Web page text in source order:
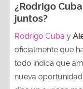
¿Rodrigo
juntos?
Rodrigo Cuba y
oficialmente que
todo indica que
nueva oportunidad.